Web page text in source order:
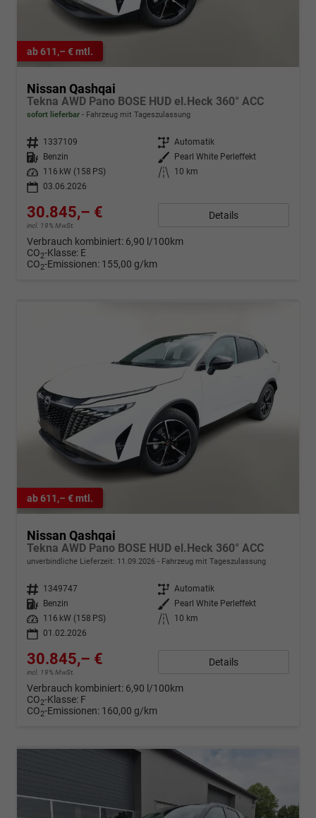
ab 611,– € mtl.
Nissan Qashqai
Tekna AWD Pano BOSE HUD el.Heck 360° ACC
sofort lieferbar Fahrzeug mit Tageszulassung
Fahrzeugnr. 1337109 Getriebe Automatik
Kraftstoff
Benzin Außenfarbe
Pearl White Perleffekt
Leistung
116 kW (158 PS) Kilometerstand
10 km
03.06.2026
30.845,– €
incl. 19% MwSt.
Details
Verbrauch kombiniert: 6,90 l/100km
CO2-Klasse: E
CO2-Emissionen: 155,00 g/km
ab 611,– € mtl.
Nissan Qashqai
Tekna AWD Pano BOSE HUD el.Heck 360° ACC
unverbindliche Lieferzeit: 11.09.2026 Fahrzeug mit Tageszulassung
Fahrzeugnr. 1349747 Getriebe Automatik
Kraftstoff
Benzin Außenfarbe
Pearl White Perleffekt
Leistung
116 kW (158 PS) Kilometerstand
10 km
01.02.2026
30.845,– €
incl. 19% MwSt.
Details
Verbrauch kombiniert: 6,90 l/100km
CO2-Klasse: F
CO2-Emissionen: 160,00 g/km